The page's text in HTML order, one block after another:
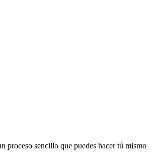
proceso sencillo que puedes hacer tú mismo